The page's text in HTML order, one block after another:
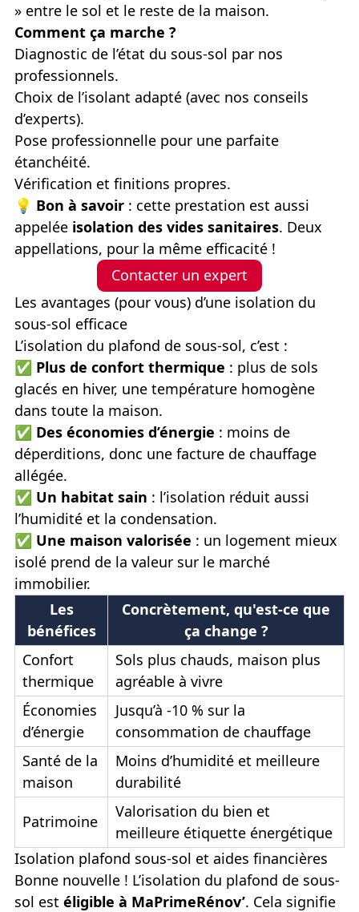
» entre le sol et le reste de la maison.
Comment ça marche ?
Diagnostic de l’état du sous-sol par nos
professionnels.
Choix de l’isolant adapté (avec nos conseils
d’experts).
Pose professionnelle pour une parfaite
étanchéité.
Vérification et finitions propres.
💡 Bon à savoir : cette prestation est aussi
appelée isolation des vides sanitaires. Deux
appellations, pour la même efficacité !
Contacter un expert
Les avantages (pour vous) d’une isolation du
sous-sol efficace
L’isolation du plafond de sous-sol, c’est :
✅ Plus de confort thermique : plus de sols
glacés en hiver, une température homogène
dans toute la maison.
✅ Des économies d’énergie : moins de
déperditions, donc une facture de chauffage
allégée.
✅ Un habitat sain : l’isolation réduit aussi
l’humidité et la condensation.
✅ Une maison valorisée : un logement mieux
isolé prend de la valeur sur le marché
immobilier.
Les
bénéfices
Concrètement, qu'est-ce que
ça change ?
Confort
thermique
Sols plus chauds, maison plus
agréable à vivre
Économies
d’énergie
Jusqu’à -10 % sur la
consommation de chauffage
Santé de la
maison
Moins d’humidité et meilleure
durabilité
Patrimoine
Valorisation du bien et
meilleure étiquette énergétique
Isolation plafond sous-sol et aides financières
Bonne nouvelle ! L’isolation du plafond de sous-
sol est éligible à MaPrimeRénov’. Cela signifie